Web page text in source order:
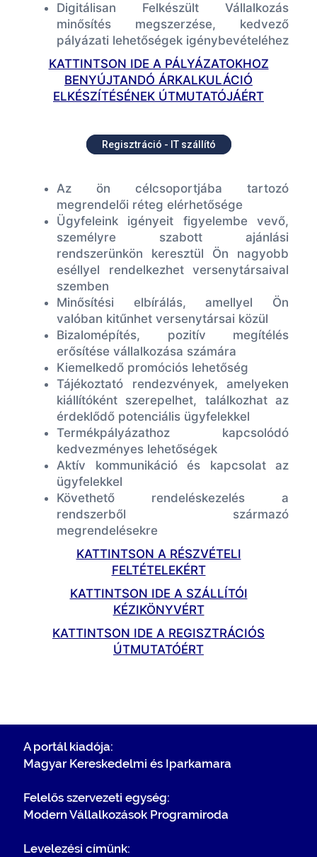
Digitálisan Felkészült Vállalkozás
minősítés megszerzése, kedvező
pályázati lehetőségek igénybevételéhez
KATTINTSON IDE A PÁLYÁZATOKHOZ
BENYÚJTANDÓ ÁRKALKULÁCIÓ
ELKÉSZÍTÉSÉNEK ÚTMUTATÓJÁÉRT
Regisztráció - IT szállító
Az ön célcsoportjába tartozó
megrendelői réteg elérhetősége
Ügyfeleink igényeit figyelembe vevő,
személyre szabott ajánlási
rendszerünkön keresztül Ön nagyobb
eséllyel rendelkezhet versenytársaival
szemben
Minősítési elbírálás, amellyel Ön
valóban kitűnhet versenytársai közül
Bizalomépítés, pozitív megítélés
erősítése vállalkozása számára
Kiemelkedő promóciós lehetőség
Tájékoztató rendezvények, amelyeken
kiállítóként szerepelhet, találkozhat az
érdeklődő potenciális ügyfelekkel
Termékpályázathoz kapcsolódó
kedvezményes lehetőségek
Aktív kommunikáció és kapcsolat az
ügyfelekkel
Követhető rendeléskezelés a
rendszerből származó
megrendelésekre
KATTINTSON A RÉSZVÉTELI
FELTÉTELEKÉRT
KATTINTSON IDE A SZÁLLÍTÓI
KÉZIKÖNYVÉRT
KATTINTSON IDE A REGISZTRÁCIÓS
ÚTMUTATÓÉRT
A portál kiadója:
Magyar Kereskedelmi és Iparkamara
Felelős szervezeti egység:
Modern Vállalkozások Programiroda
Levelezési címünk: